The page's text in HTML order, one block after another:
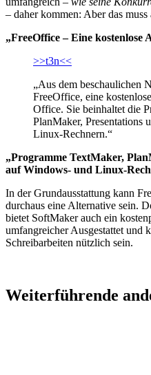
– daher kommen: Aber das
„FreeOffice – Eine
>>t3n<<
„Aus dem beschaulichen
FreeOffice, eine
Office. Sie beinhaltet die
PlanMaker, Presentations
Linux-Rechnern.“
„Programme TextMaker,
auf Windows- und Linux-
In der Grundausstattung kann
durchaus eine Alternative sein.
bietet SoftMaker auch ein
umfangreicher Ausgestattet und
Schreibarbeiten nützlich sein.
Weiterführende